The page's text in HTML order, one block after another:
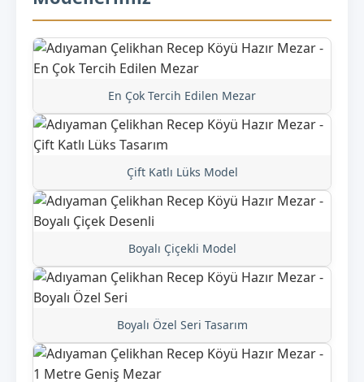
En Çok Tercih Edilen Mezar
Çift Katlı Lüks Model
Boyalı Çiçekli Model
Boyalı Özel Seri Tasarım